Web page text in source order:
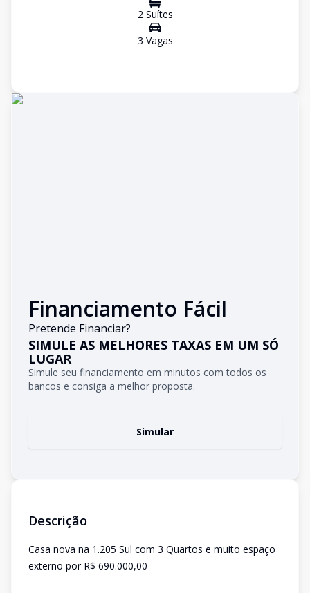
2Suítes
3 Vagas
Financiamento Fácil
Pretende Financiar?
SIMULE AS MELHORES TAXAS EM UM SÓ
LUGAR
Simule seu financiamento em minutos com todos os
bancos e consiga a melhor proposta.
Simular
Descrição
Casa nova na 1.205 Sul com 3 Quartos e muito espaço
externo por R$ 690.000,00